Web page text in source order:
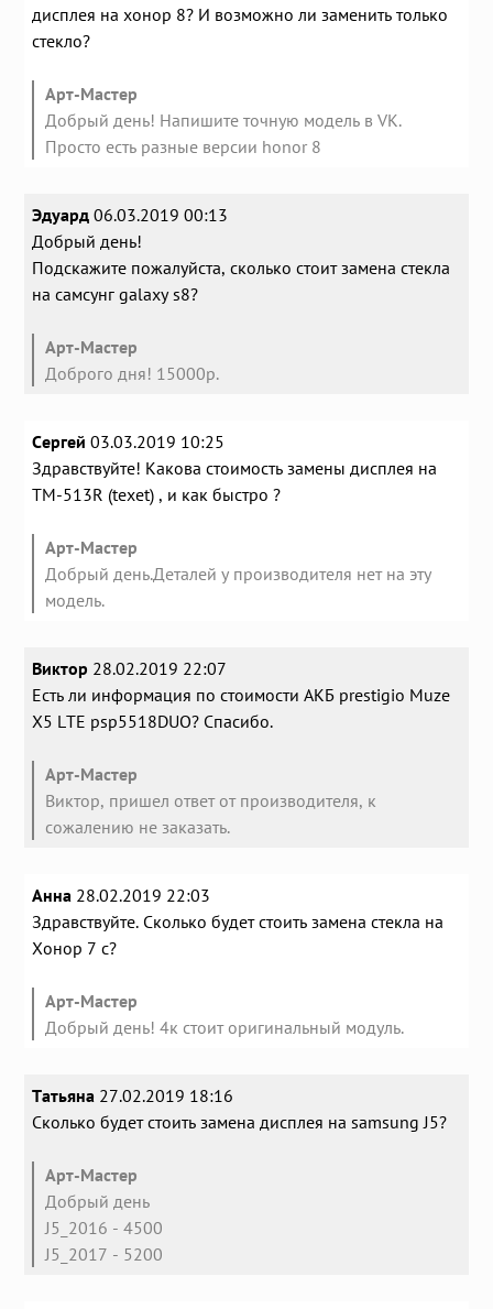
дисплея на хонор 8? И возможно ли заменить только
стекло?
Арт-Мастер
Добрый день! Напишите точную модель в VK.
Просто есть разные версии honor 8
Эдуард 06.03.2019 00:13
Добрый день!
Подскажите пожалуйста, сколько стоит замена стекла
на самсунг galaxy s8?
Арт-Мастер
Доброго дня! 15000р.
Сергей 03.03.2019 10:25
Здравствуйте! Какова стоимость замены дисплея на
ТМ-513R (texet) , и как быстро ?
Арт-Мастер
Добрый день.Деталей у производителя нет на эту
модель.
Виктор 28.02.2019 22:07
Есть ли информация по стоимости АКБ prestigio Muze
X5 LTE psp5518DUO? Спасибо.
Арт-Мастер
Виктор, пришел ответ от производителя, к
сожалению не заказать.
Анна 28.02.2019 22:03
Здравствуйте. Сколько будет стоить замена стекла на
Хонор 7 с?
Арт-Мастер
Добрый день! 4к стоит оригинальный модуль.
Татьяна 27.02.2019 18:16
Сколько будет стоить замена дисплея на samsung J5?
Арт-Мастер
Добрый день
J5_2016 - 4500
J5_2017 - 5200